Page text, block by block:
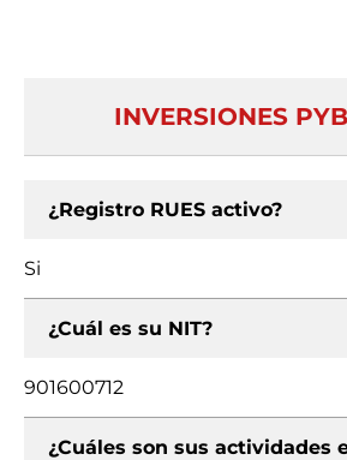
INVERSIONES
¿Registro RUES activo?
Si
¿Cuál es su NIT?
901600712
¿Cuáles son sus actividades